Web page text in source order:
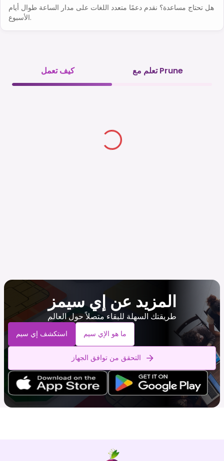
هل تحتاج مساعدة؟ نقدم دعمًا متعدد اللغات على مدار الساعة طوال أيام
الأسبوع.
كيف تعمل تعلم مع Prune
المزيد عن إي سيمز
طريقتك السهلة للبقاء متصلاً حول العالم
استكشف إي سيم ما هو الإي سيم
التحقق من توافق الجهاز